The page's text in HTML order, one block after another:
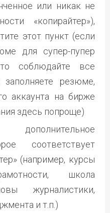
или никак не
«копирайтер»),
этот пункт (если
для супер-пупер
соблюдайте все
резюме,
аккаунта на бирже
здесь попроще)
соответствует
(например, курсы
школа
журналистики,
и т.п.)